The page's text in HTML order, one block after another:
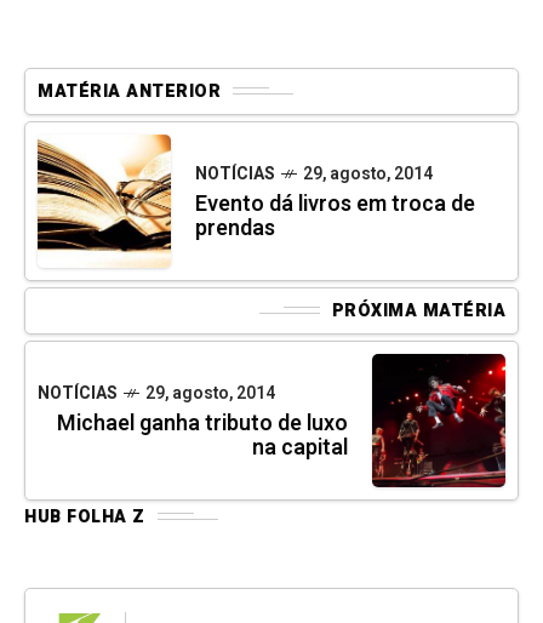
MATÉRIA ANTERIOR
NOTÍCIAS 29, agosto, 2014
Evento dá livros em troca de
prendas
PRÓXIMA MATÉRIA
NOTÍCIAS 29, agosto, 2014
Michael ganha tributo de luxo
na capital
HUB FOLHA Z